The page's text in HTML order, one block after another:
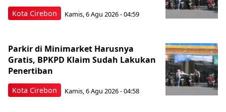
Kota Cirebon Kamis, 6 Agu 2026 - 04:59
Kota Cirebon
Parkir di Minimarket Harusnya
Gratis, BPKPD Klaim Sudah Lakukan
Penertiban
Kamis, 6 Agu 2026 - 04:58